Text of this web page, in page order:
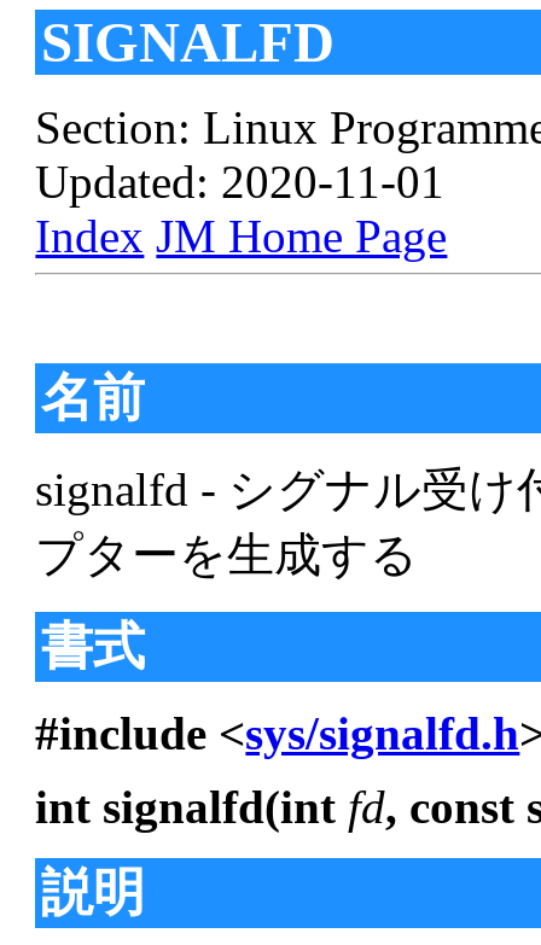
SIGNALFD
Section: Linux
Updated: 2020-11-01
Index JM Home Page
名前
signalfd - シグナル受
プターを生成する
書式
#include <sys/signalfd.h
int signalfd(int fd, const
説明